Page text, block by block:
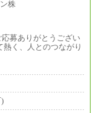
募ありがとうござい
く、人とのつながり